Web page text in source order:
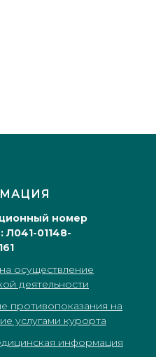
номер
Л041-01148-
осуществление
деятельности
противопоказания на
услугами курорта
информация